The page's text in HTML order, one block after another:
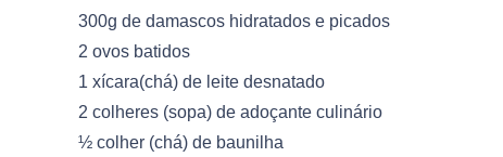
300g de damascos hidratados e picados
2 ovos batidos
1 xícara(chá) de leite desnatado
2 colheres (sopa) de adoçante culinário
½ colher (chá) de baunilha